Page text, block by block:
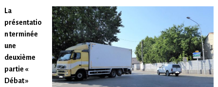
La
présentatio
n terminée
une
deuxième
partie «
Débat »